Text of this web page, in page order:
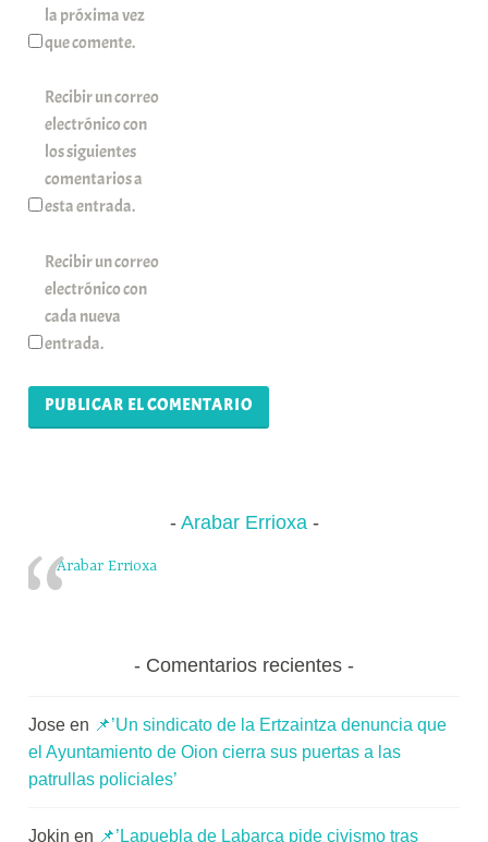
la próxima vez
que comente.
Recibir un correo
electrónico con
los siguientes
comentarios a
esta entrada.
Recibir un correo
electrónico con
cada nueva
entrada.
Arabar Errioxa
Arabar Errioxa
Comentarios recientes
Jose en 📌’Un sindicato de la Ertzaintza denuncia que
el Ayuntamiento de Oion cierra sus puertas a las
patrullas policiales’
Jokin en 📌’Lapuebla de Labarca pide civismo tras